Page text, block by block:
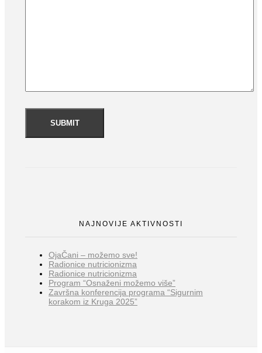
NAJNOVIJE AKTIVNOSTI
OjaČani – možemo sve!
Radionice nutricionizma
Radionice nutricionizma
Program “Osnaženi možemo više”
Završna konferencija programa “Sigurnim
korakom iz Kruga 2025”